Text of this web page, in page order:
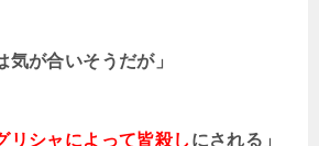
気が合いそうだが」
リシャによって皆殺し にされる」